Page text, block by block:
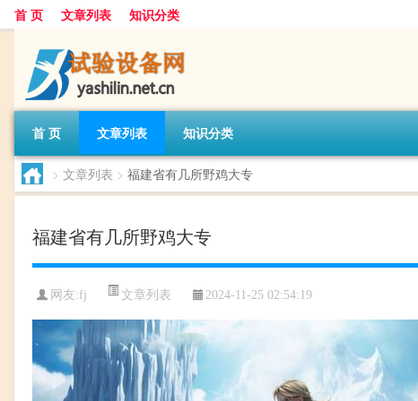
首 页 文章列表 知识分类
首 页 文章列表 知识分类
> 文章列表 > 福建省有几所野鸡大专
福建省有几所野鸡大专
网友:fj 文章列表 2024-11-25 02:54:19